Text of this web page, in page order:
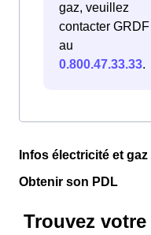
gaz, veuillez
contacter GRDF
au
0.800.47.33.33.
Infos électricité et
Obtenir son PDL